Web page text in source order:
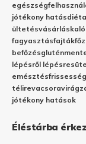
egészség
jótékony hatásdiéta
ültetésvásárlás
fagyasztásfajták
befőzés
lépésről lépésre
emésztésfrissesség
télirevacsora
jótékony hatások
Éléstárba